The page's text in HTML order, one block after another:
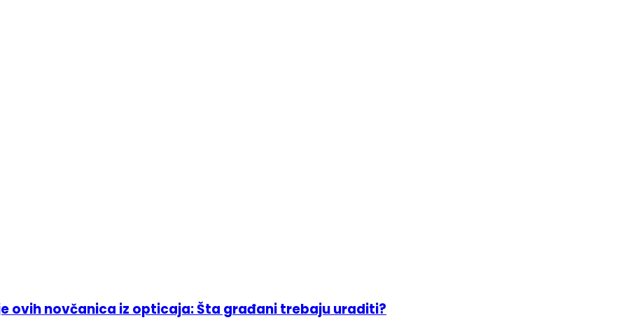
ovih novčanica iz opticaja: Šta građani trebaju uraditi?